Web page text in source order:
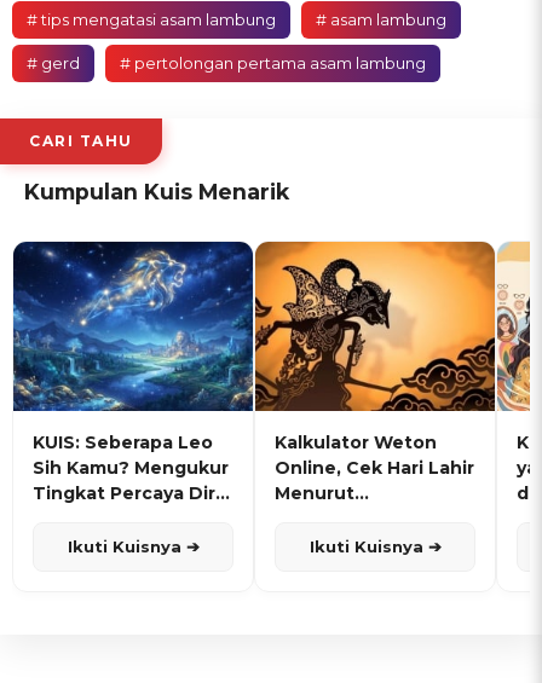
# tips mengatasi asam lambung # asam lambung
# gerd # pertolongan pertama asam lambung
CARI TAHU
Kumpulan Kuis Menarik
KUIS: Seberapa Leo
Sih Kamu? Mengukur
Tingkat Percaya Diri
Ikuti Kuisnya ➔
Kalkulator Weton
Online, Cek Hari Lahir
Menurut
Ikuti Kuisnya ➔